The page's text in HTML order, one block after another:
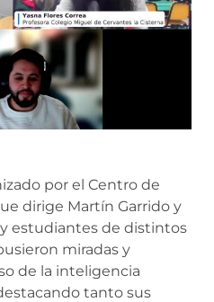
por el Centro de
dirige Martín Garrido y
estudiantes de distintos
miradas y
de la inteligencia
tanto sus